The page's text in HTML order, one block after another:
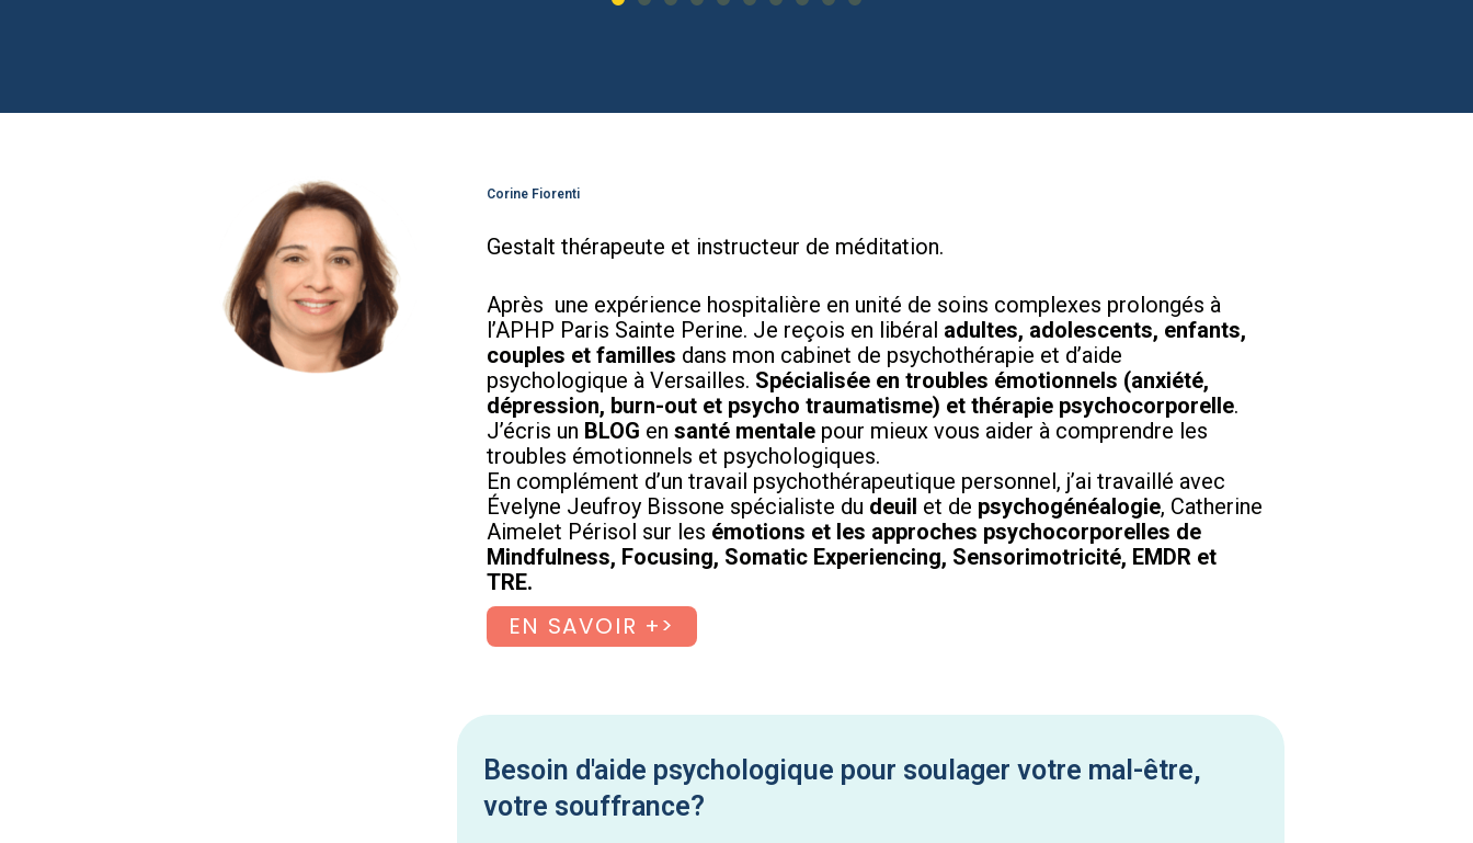
Corine Fiorenti
Gestalt thérapeute et instructeur de méditation.
Après une expérience hospitalière en unité de soins complexes prolongés à
l’APHP Paris Sainte Perine. Je reçois en libéral adultes, adolescents, enfants,
couples et familles dans mon cabinet de psychothérapie et d’aide
psychologique à Versailles. Spécialisée en troubles émotionnels (anxiété,
dépression, burn-out et psycho traumatisme) et thérapie psychocorporelle.
J’écris un BLOG en santé mentalepour mieux vous aider à comprendre les
troubles émotionnels et psychologiques.
En complément d’un travail psychothérapeutique personnel, j’ai travaillé avec
Évelyne Jeufroy Bissone spécialiste du deuil et de psychogénéalogie, Catherine
Aimelet Périsol sur les émotions et les approches psychocorporelles de
Mindfulness, Focusing, Somatic Experiencing, Sensorimotricité, EMDR et
TRE.
EN SAVOIR +>
Besoin d'aide psychologique pour soulager votre mal-être,
votre souffrance?